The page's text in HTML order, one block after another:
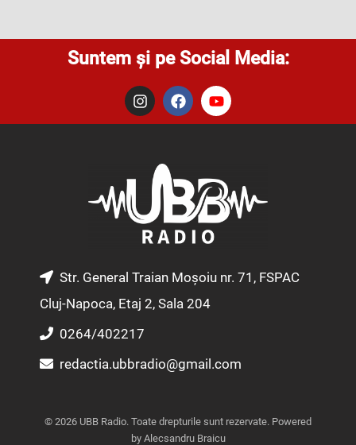
Suntem și pe Social Media:
I
n
s
m
F
a
c
o
k
Y
o
u
e
Str. General Traian Moșoiu nr. 71, FSPAC
Cluj-Napoca, Etaj 2, Sala 204
0264/402217
redactia.ubbradio@gmail.com
© 2026 UBB Radio. Toate drepturile sunt rezervate. Powered
by Alecsandru Braicu